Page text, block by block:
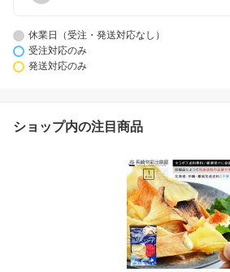
休業日（受注・発送対応なし）
受注対応のみ
発送対応のみ
ショップ内の注目商品